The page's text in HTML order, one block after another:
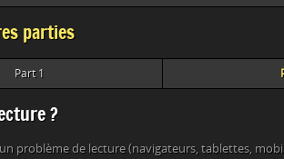
parties
Part 1
?
problème de lecture (navigateurs, tablettes,